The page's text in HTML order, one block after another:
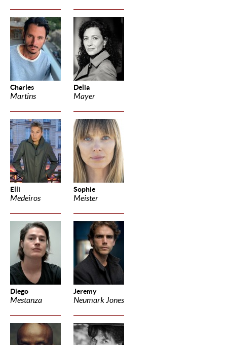
Charles
Martins
Delia
Mayer
Elli
Medeiros
Sophie
Meister
Diego
Mestanza
Jeremy
Neumark Jones